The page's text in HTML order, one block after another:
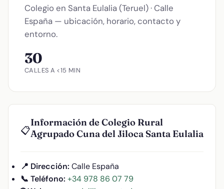
Colegio en Santa Eulalia (Teruel) · Calle
España — ubicación, horario, contacto y
entorno.
30
CALLES A <15 MIN
📋
Información de Colegio Rural
Agrupado Cuna del Jiloca Santa Eulalia
📍 Dirección: Calle España
📞 Teléfono: +34 978 86 07 79